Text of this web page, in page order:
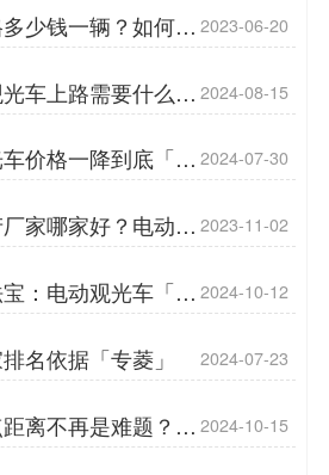
少钱一辆？如何正
「专菱」
2023-06-20
车上路需要什么手
赁「专菱」
2024-08-15
价格一降到底「专 2024-07-30
家哪家好？电动巡
影响？「专菱」
2023-11-02
：电动观光车「专 2024-10-12
名依据「专菱」 2024-07-23
离不再是难题？电
「专菱」
2024-10-15